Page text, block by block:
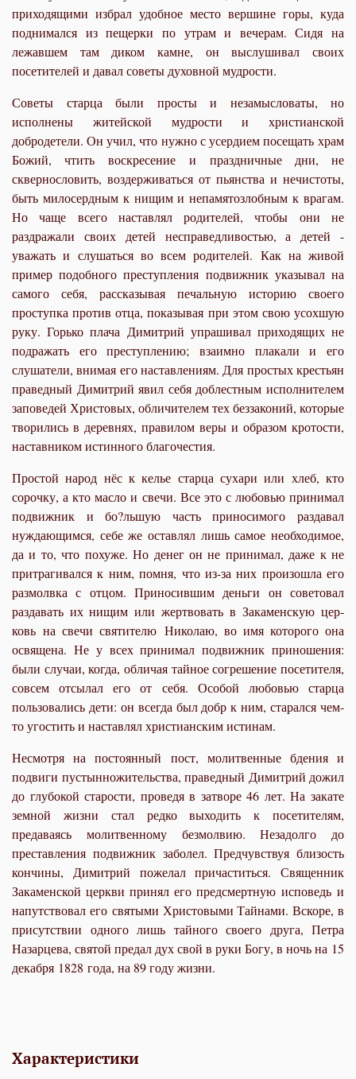
приходящими избрал удобное место вершине горы, куда
поднимался из пещерки по утрам и вечерам. Сидя на
лежавшем там диком камне, он выслушивал своих
посетителей и давал советы духовной мудрости.
Советы старца были просты и незамысловаты, но
исполнены житейской мудрости и христианской
добродетели. Он учил, что нужно с усердием посещать храм
Божий, чтить воскресение и праздничные дни, не
сквернословить, воздерживаться от пьянства и нечистоты,
быть милосердным к нищим и непамятозлобным к врагам.
Но чаще всего наставлял родителей, чтобы они не
раздражали своих детей несправедливостью, а детей -
уважать и слушаться во всем родителей. Как на живой
пример подобного преступления под­вижник указывал на
самого себя, рассказывая печальную историю своего
проступка против отца, показывая при этом свою усохшую
руку. Горько плача Димитрий упрашивал приходящих не
подражать его преступлению; взаимно плакали и его
слушатели, внимая его наставлениям. Для простых крестьян
праведный Димитрий явил себя доблестным исполнителем
заповедей Христовых, обличителем тех беззаконий, которые
творились в деревнях, правилом веры и образом кротости,
наставником истинного благочестия.
Простой народ нёс к келье старца сухари или хлеб, кто
сорочку, а кто масло и свечи. Все это с любовью принимал
подвижник и бо?льшую часть при­носимого раздавал
нуждающимся, себе же оставлял лишь самое необходимое,
да и то, что похуже. Но денег он не прини­мал, даже к не
притрагивался к ним, помня, что из-за них произошла его
размолвка с отцом. Приносившим деньги он со­ветовал
раздавать их нищим или жертвовать в Закаменскую цер­
ковь на свечи святителю Николаю, во имя которого она
освящена. Не у всех принимал подвижник приношения:
были случаи, когда, обличая тайное согрешение посетителя,
совсем от­сылал его от себя. Особой любовью старца
пользовались дети: он всегда был добр к ним, старался чем-
то угостить и наставлял христианским истинам.
Несмотря на постоянный пост, молитвенные бдения и
подвиги пустынножительства, праведный Димитрий дожил
до глубокой старости, проведя в затворе 46 лет. На закате
земной жизни стал редко выходить к посетителям,
предаваясь молитвенному безмолвию. Незадолго до
преставления подвижник заболел. Предчув­ствуя близость
кончины, Димитрий пожелал причаститься. Священник
Закаменской церкви принял его предсмертную исповедь и
напутствовал его святыми Христовыми Тайнами. Вскоре, в
присутствии одного лишь тайного своего друга, Петра
Назарцева, святой предал дух свой в руки Богу, в ночь на 15
декабря 1828 года, на 89 году жизни.
Характеристики